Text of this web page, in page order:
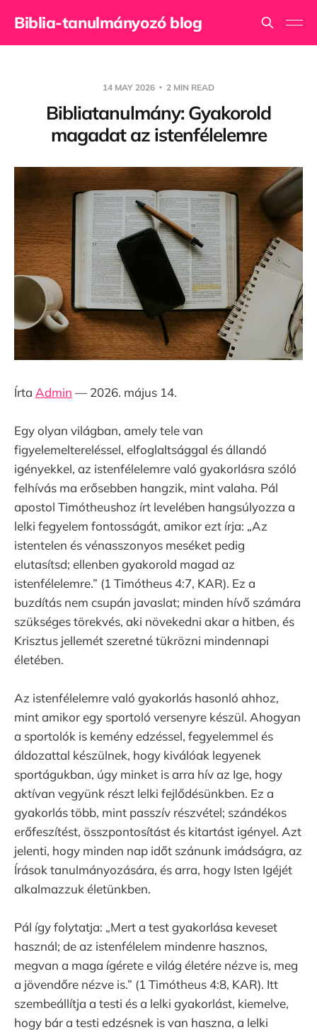
Biblia-tanulmányozó blog
14 MAY 2026 2 MIN READ
Bibliatanulmány: Gyakorold
magadat az istenfélelemre
Írta Admin — 2026. május 14.
Egy olyan világban, amely tele van
figyelemeltereléssel, elfoglaltsággal és állandó
igényekkel, az istenfélelemre való gyakorlásra szóló
felhívás ma erősebben hangzik, mint valaha. Pál
apostol Timótheushoz írt levelében hangsúlyozza a
lelki fegyelem fontosságát, amikor ezt írja: „Az
istentelen és vénasszonyos meséket pedig
elutasítsd; ellenben gyakorold magad az
istenfélelemre.” (1 Timótheus 4:7, KAR). Ez a
buzdítás nem csupán javaslat; minden hívő számára
szükséges törekvés, aki növekedni akar a hitben, és
Krisztus jellemét szeretné tükrözni mindennapi
életében.
Az istenfélelemre való gyakorlás hasonló ahhoz,
mint amikor egy sportoló versenyre készül. Ahogyan
a sportolók is kemény edzéssel, fegyelemmel és
áldozattal készülnek, hogy kiválóak legyenek
sportágukban, úgy minket is arra hív az Ige, hogy
aktívan vegyünk részt lelki fejlődésünkben. Ez a
gyakorlás több, mint passzív részvétel; szándékos
erőfeszítést, összpontosítást és kitartást igényel. Azt
jelenti, hogy minden nap időt szánunk imádságra, az
Írások tanulmányozására, és arra, hogy Isten Igéjét
alkalmazzuk életünkben.
Pál így folytatja: „Mert a test gyakorlása keveset
használ; de az istenfélelem mindenre hasznos,
megvan a maga ígérete e világ életére nézve is, meg
a jövendőre nézve is.” (1 Timótheus 4:8, KAR). Itt
szembeállítja a testi és a lelki gyakorlást, kiemelve,
hogy bár a testi edzésnek is van haszna, a lelki